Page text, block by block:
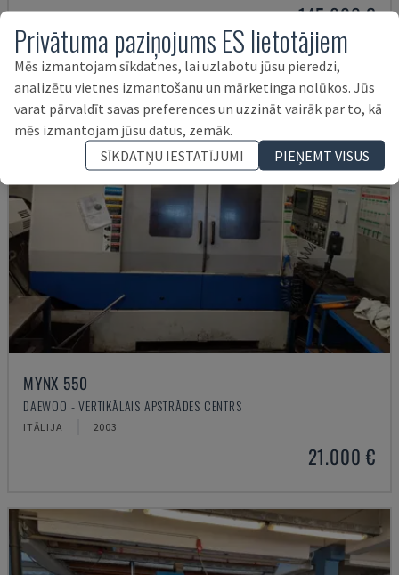
145.000 €
MYNX 550
DAEWOO - VERTIKĀLAIS APSTRĀDES CENTRS
ITĀLIJA 2003
21.000 €
Privātuma paziņojums ES lietotājiem
Mēs izmantojam sīkdatnes, lai uzlabotu jūsu pieredzi,
analizētu vietnes izmantošanu un mārketinga nolūkos. Jūs
varat pārvaldīt savas preferences un uzzināt vairāk par to, kā
mēs izmantojam jūsu datus, zemāk.
SĪKDATŅU IESTATĪJUMI
PIEŅEMT VISUS